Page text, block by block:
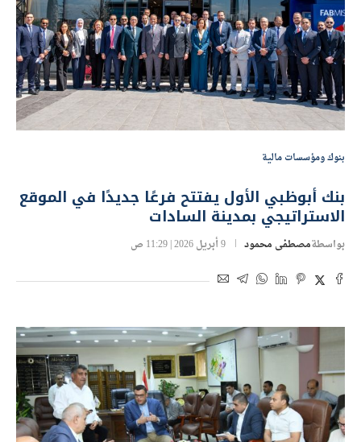
بنوك ومؤسسات مالية
بنك أبوظبي الأول يفتتح فرعًا جديدًا في الموقع
الاستراتيجي بمدينة السادات
بواسطةمصطفى محمود 9 أبريل 2026 | 11:29 ص